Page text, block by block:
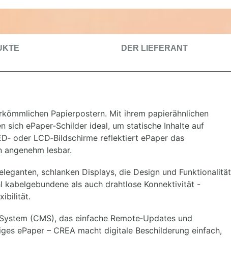
DER LIEFERANT
Papierpostern. Mit ihrem papierähnlichen
sich ePaper‑Schilder ideal, um statische Inhalte auf
oder LCD‑Bildschirme reflektiert ePaper das
lesbar.
schlanken Displays, die Design und Funktionalität
kabelgebundene als auch drahtlose Konnektivität -
(CMS), das einfache Remote‑Updates und
ePaper – CREA macht digitale Beschilderung einfach,